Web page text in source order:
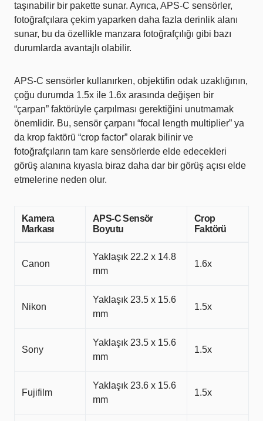
taşınabilir bir pakette sunar. Ayrıca, APS-C sensörler,
fotoğrafçılara çekim yaparken daha fazla derinlik alanı
sunar, bu da özellikle manzara fotoğrafçılığı gibi bazı
durumlarda avantajlı olabilir.
APS-C sensörler kullanırken, objektifin odak uzaklığının,
çoğu durumda 1.5x ile 1.6x arasında değişen bir
“çarpan” faktörüyle çarpılması gerektiğini unutmamak
önemlidir. Bu, sensör çarpanı “focal length multiplier” ya
da krop faktörü “crop factor” olarak bilinir ve
fotoğrafçıların tam kare sensörlerde elde edecekleri
görüş alanına kıyasla biraz daha dar bir görüş açısı elde
etmelerine neden olur.
Kamera
Markası
APS-C Sensör
Boyutu
Crop
Faktörü
Canon
Yaklaşık 22.2 x 14.8
mm
1.6x
Nikon
Yaklaşık 23.5 x 15.6
mm
1.5x
Sony
Yaklaşık 23.5 x 15.6
mm
1.5x
Fujifilm
Yaklaşık 23.6 x 15.6
mm
1.5x